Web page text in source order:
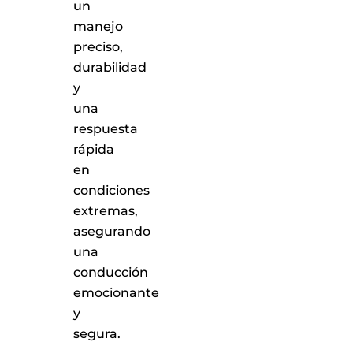
un
manejo
preciso,
durabilidad
y
una
respuesta
rápida
en
condiciones
extremas,
asegurando
una
conducción
emocionante
y
segura.